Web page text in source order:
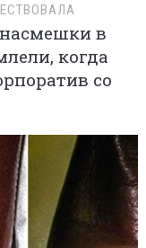
в
когда
со